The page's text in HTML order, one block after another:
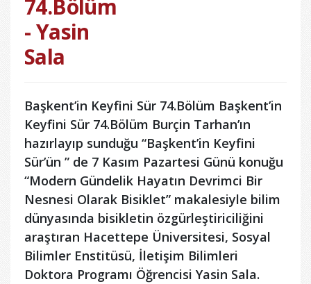
74.Bölüm
- Yasin
Sala
Başkent’in Keyfini Sür 74.Bölüm Başkent’in
Keyfini Sür 74.Bölüm Burçin Tarhan’ın
hazırlayıp sunduğu “Başkent’in Keyfini
Sür’ün ” de 7 Kasım Pazartesi Günü konuğu
“Modern Gündelik Hayatın Devrimci Bir
Nesnesi Olarak Bisiklet” makalesiyle bilim
dünyasında bisikletin özgürleştiriciliğini
araştıran Hacettepe Üniversitesi, Sosyal
Bilimler Enstitüsü, İletişim Bilimleri
Doktora Programı Öğrencisi Yasin Sala.